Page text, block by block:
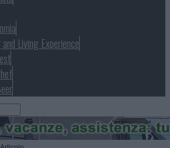
Living Experience